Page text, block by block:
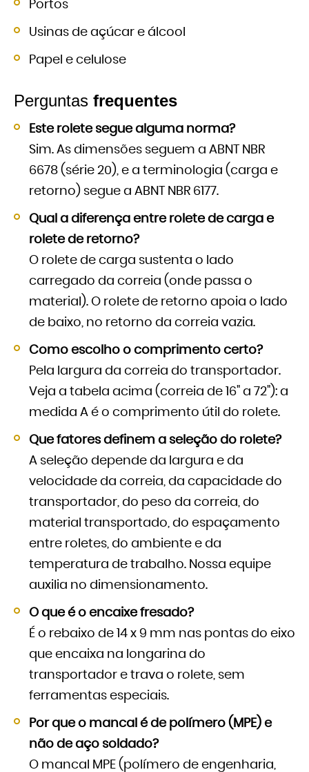
Portos
Usinas de açúcar e álcool
Papel e celulose
Perguntas frequentes
Este rolete segue alguma norma?
Sim. As dimensões seguem a ABNT NBR
6678 (série 20), e a terminologia (carga e
retorno) segue a ABNT NBR 6177.
Qual a diferença entre rolete de carga e
rolete de retorno?
O rolete de carga sustenta o lado
carregado da correia (onde passa o
material). O rolete de retorno apoia o lado
de baixo, no retorno da correia vazia.
Como escolho o comprimento certo?
Pela largura da correia do transportador.
Veja a tabela acima (correia de 16" a 72"): a
medida A é o comprimento útil do rolete.
Que fatores definem a seleção do rolete?
A seleção depende da largura e da
velocidade da correia, da capacidade do
transportador, do peso da correia, do
material transportado, do espaçamento
entre roletes, do ambiente e da
temperatura de trabalho. Nossa equipe
auxilia no dimensionamento.
O que é o encaixe fresado?
É o rebaixo de 14 x 9 mm nas pontas do eixo
que encaixa na longarina do
transportador e trava o rolete, sem
ferramentas especiais.
Por que o mancal é de polímero (MPE) e
não de aço soldado?
O mancal MPE (polímero de engenharia,